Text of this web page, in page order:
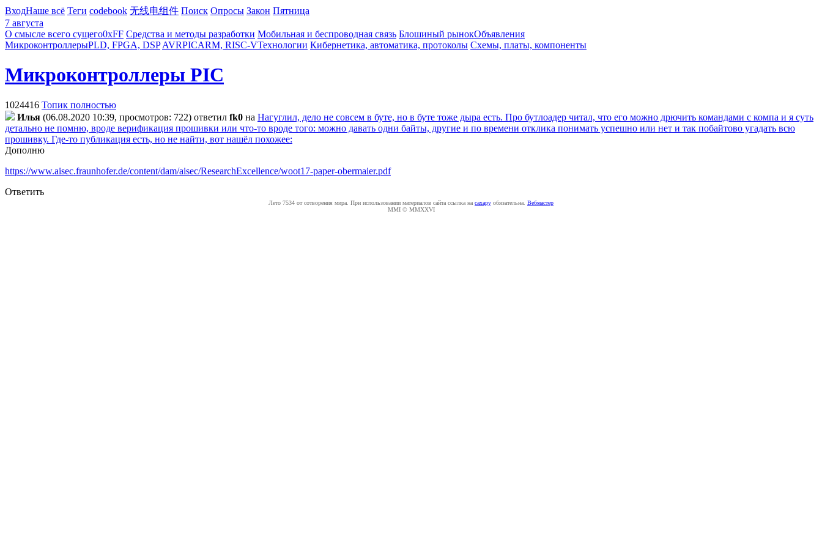
ВходНаше всё Теги codebook 无线电组件 Поиск Опросы Закон Пятница
7 августа
О смысле всего сущего0xFF Средства и методы разработки Мобильная и беспроводная связь Блошиный рынокОбъявления
МикроконтроллерыPLD, FPGA, DSP AVRPICARM, RISC-VТехнологии Кибернетика, автоматика, протоколы Схемы, платы, компоненты
Микроконтроллеры PIC
1024416 Топик полностью
Илья (06.08.2020 10:39, просмотров: 722) ответил fk0 на Нагуглил, дело не совсем в буте, но в буте тоже дыра есть. Про бутлоадер читал, что его можно дрючить командами с компа и я суть
детально не помню, вроде верификация прошивки или что-то вроде того: можно давать одни байты, другие и по времени отклика понимать успешно или нет и так побайтово угадать всю
прошивку. Где-то публикация есть, но не найти, вот нашёл похожее:
Дополню
https://www.aisec.fraunhofer.de/content/dam/aisec/ResearchExcellence/woot17-paper-obermaier.pdf
Ответить
Лето 7534 от сотворения мира. При использовании материалов сайта ссылка на caxapу обязательна. Вебмастер
MMI © MMXXVI